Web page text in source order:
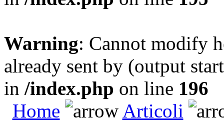
Warning: Cannot modify
already sent by (output
in /index.php on line 196
Home
Articoli